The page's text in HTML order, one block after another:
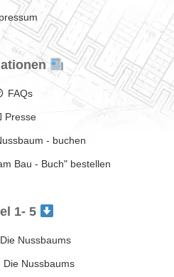
FAQs
Presse
- buchen
Bau - Buch" bestellen
1- 5
Nussbaums
Die Nussbaums